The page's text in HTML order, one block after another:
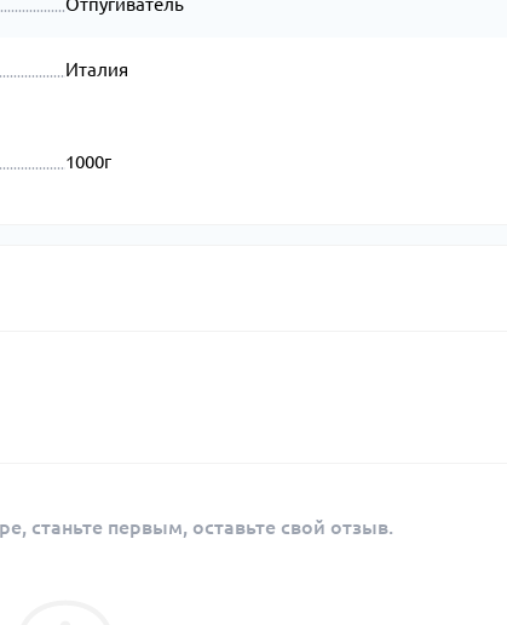
Отпугиватель
Италия
1000г
станьте первым, оставьте свой отзыв.